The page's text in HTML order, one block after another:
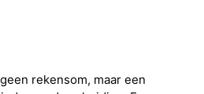
rekensom, maar een